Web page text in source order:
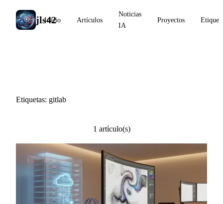
jls42
Inicio Artículos
Noticias
IA
Proyectos
Etiquetas: gitlab
1 artículo(s)